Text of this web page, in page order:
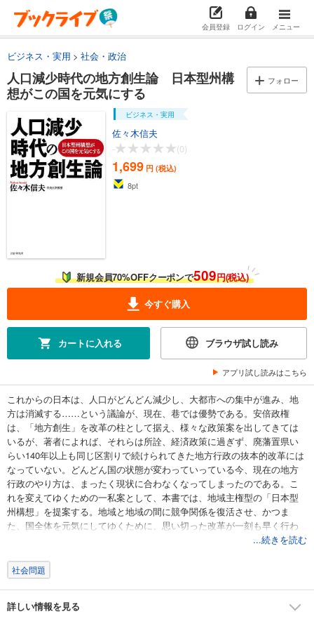
会員登録 ログイン メニュー
ビジネス・実用 社会・政治
人口減少時代の地方創生論 日本型州構
想がこの国を元気にする
フォロー
ビジネス・実用
佐々木信夫
-
(0)
1,699 円 (税込)
8pt
新規会員70%OFFクーポンで509円(税込)
今すぐ購入
カートに入れる ブラウザ試し読み
アプリ試し読みはこちら
これからの日本は、人口がどんどん減少し、大都市への集中が進み、地
方は消滅する……という議論が、現在、巷では優勢である。安倍政権
は、「地方創生」を改革の柱として据え、様々な政策案を出してきては
いるが、著者によれば、それらは所詮、経済政策に過ぎず、廃藩置県い
らい140年以上も同じ区割りで続けられてきた地方行政の抜本的改革には
なっていない。どんどん国の状態が変わっていっている今、現在の地方
行政のやり方は、まったく現状に合わなくなってしまったのである。こ
れを変えてゆくための一私案として、本書では、地域主権型の「日本型
州構想」を提案する。地域と地域の間に競争関係を復活させ、かつま
た、国全体を元気にしてゆくために、思い切った改革が一刻も早く行わ
れなければならない。日本国民の行くべき道の一つのモデルを示した、
...続きを読む
社会問題
詳しい情報を見る